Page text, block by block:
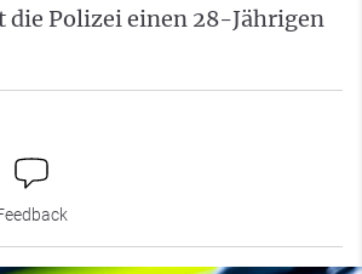
Polizei einen 28-Jährigen